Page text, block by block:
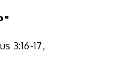
3:16-17,